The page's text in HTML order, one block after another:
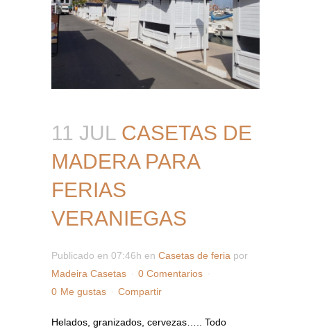
11 JUL CASETAS DE
MADERA PARA
FERIAS
VERANIEGAS
Publicado en 07:46h en Casetas de feria por
Madeira Casetas
0 Comentarios
0 Me gustas Compartir
Helados, granizados, cervezas….. Todo